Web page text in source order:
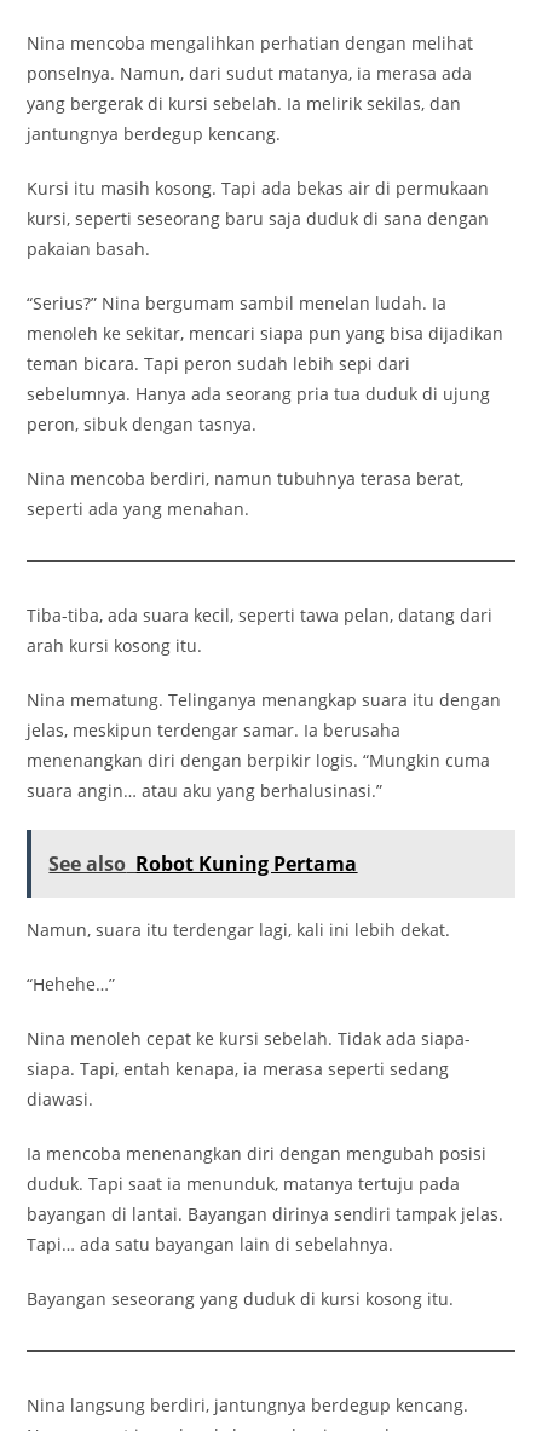
Nina mencoba mengalihkan perhatian dengan melihat
ponselnya. Namun, dari sudut matanya, ia merasa ada
yang bergerak di kursi sebelah. Ia melirik sekilas, dan
jantungnya berdegup kencang.
Kursi itu masih kosong. Tapi ada bekas air di permukaan
kursi, seperti seseorang baru saja duduk di sana dengan
pakaian basah.
“Serius?” Nina bergumam sambil menelan ludah. Ia
menoleh ke sekitar, mencari siapa pun yang bisa dijadikan
teman bicara. Tapi peron sudah lebih sepi dari
sebelumnya. Hanya ada seorang pria tua duduk di ujung
peron, sibuk dengan tasnya.
Nina mencoba berdiri, namun tubuhnya terasa berat,
seperti ada yang menahan.
Tiba-tiba, ada suara kecil, seperti tawa pelan, datang dari
arah kursi kosong itu.
Nina mematung. Telinganya menangkap suara itu dengan
jelas, meskipun terdengar samar. Ia berusaha
menenangkan diri dengan berpikir logis. “Mungkin cuma
suara angin… atau aku yang berhalusinasi.”
See also Robot Kuning Pertama
Namun, suara itu terdengar lagi, kali ini lebih dekat.
“Hehehe…”
Nina menoleh cepat ke kursi sebelah. Tidak ada siapa-
siapa. Tapi, entah kenapa, ia merasa seperti sedang
diawasi.
Ia mencoba menenangkan diri dengan mengubah posisi
duduk. Tapi saat ia menunduk, matanya tertuju pada
bayangan di lantai. Bayangan dirinya sendiri tampak jelas.
Tapi… ada satu bayangan lain di sebelahnya.
Bayangan seseorang yang duduk di kursi kosong itu.
Nina langsung berdiri, jantungnya berdegup kencang.